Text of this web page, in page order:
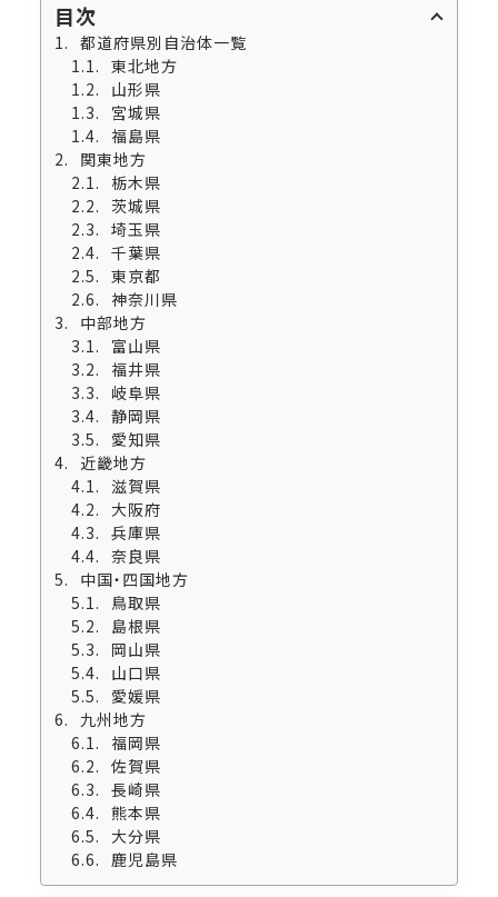
目次
都道府県別自治体一覧
東北地方
山形県
宮城県
福島県
関東地方
栃木県
茨城県
埼玉県
千葉県
東京都
神奈川県
中部地方
富山県
福井県
岐阜県
静岡県
愛知県
近畿地方
滋賀県
大阪府
兵庫県
奈良県
中国・四国地方
鳥取県
島根県
岡山県
山口県
愛媛県
九州地方
福岡県
佐賀県
長崎県
熊本県
大分県
鹿児島県